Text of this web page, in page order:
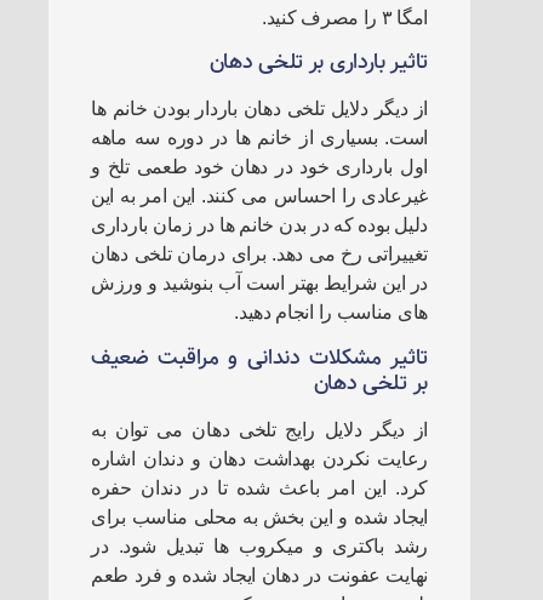
امگا ۳ را مصرف کنید.
تاثیر بارداری بر تلخی دهان
از دیگر دلایل تلخی دهان باردار بودن خانم ها
است. بسیاری از خانم ها در دوره سه ماهه
اول بارداری خود در دهان خود طعمی تلخ و
غیرعادی را احساس می کنند. این امر به این
دلیل بوده که در بدن خانم ها در زمان بارداری
تغییراتی رخ می دهد. برای درمان تلخی دهان
در این شرایط بهتر است آب بنوشید و ورزش
های مناسب را انجام دهید.
تاثیر مشکلات دندانی و مراقبت ضعیف
بر تلخی دهان
از دیگر دلایل رایج تلخی دهان می توان به
رعایت نکردن بهداشت دهان و دندان اشاره
کرد. این امر باعث شده تا در دندان حفره
ایجاد شده و این بخش به محلی مناسب برای
رشد باکتری و میکروب ها تبدیل شود. در
نهایت عفونت در دهان ایجاد شده و فرد طعم